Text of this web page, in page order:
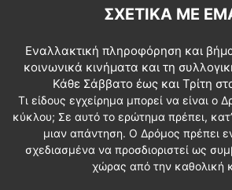
ΣΧΕΤΙΚΆ ΜΕ
Εναλλακτική πληροφόρηση και
κοινωνικά κινήματα και τη
Κάθε Σάββατο έως και Τρίτη
Τι είδους εγχείρημα μπορεί να είναι ο
κύκλου; Σε αυτό το ερώτημα πρέπει,
μιαν απάντηση. Ο Δρόμος πρέπει
σχεδιασμένα να προσδιοριστεί ως
χώρας από την καθολική